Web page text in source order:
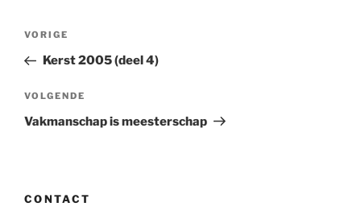
Bericht
Vorig
bericht
VORIGE
Kerst 2005 (deel 4)
Volgend
bericht
VOLGENDE
Vakmanschap is meesterschap
CONTACT